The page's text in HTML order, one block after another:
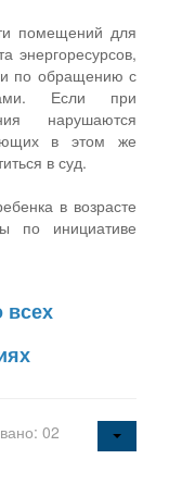
помещений для
энергоресурсов,
по обращению с
Если при
нарушаются
в этом же
в суд.
в возрасте
по инициативе
всех
02